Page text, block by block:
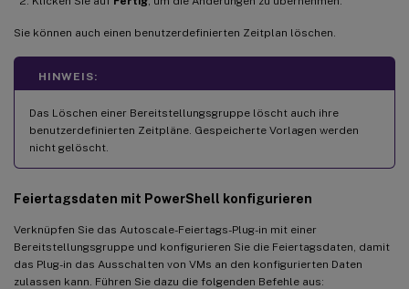
Sie können auch einen benutzerdefinierten Zeitplan löschen.
HINWEIS:
Das Löschen einer Bereitstellungsgruppe löscht auch ihre
benutzerdefinierten Zeitpläne. Gespeicherte Vorlagen werden
nicht gelöscht.
Feiertagsdaten mit PowerShell konfigurieren
Verknüpfen Sie das Autoscale-Feiertags-Plug-in mit einer
Bereitstellungsgruppe und konfigurieren Sie die Feiertagsdaten, damit
das Plug-in das Ausschalten von VMs an den konfigurierten Daten
zulassen kann. Führen Sie dazu die folgenden Befehle aus: